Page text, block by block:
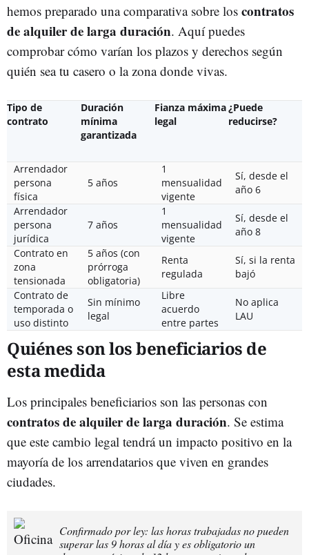
hemos preparado una comparativa sobre los contratos
de alquiler de larga duración. Aquí puedes
comprobar cómo varían los plazos y derechos según
quién sea tu casero o la zona donde vivas.
Tipo de
contrato
Duración
mínima
garantizada
Fianza máxima
legal
¿Puede
reducirse?
Arrendador
persona
física
5 años
1
mensualidad
vigente
Sí, desde el
año 6
Arrendador
persona
jurídica
7 años
1
mensualidad
vigente
Sí, desde el
año 8
Contrato en
zona
tensionada
5 años (con
prórroga
obligatoria)
Renta
regulada
Sí, si la renta
bajó
Contrato de
temporada o
uso distinto
Sin mínimo
legal
Libre
acuerdo
entre partes
No aplica
LAU
Quiénes son los beneficiarios de
esta medida
Los principales beneficiarios son las personas con
contratos de alquiler de larga duración. Se estima
que este cambio legal tendrá un impacto positivo en la
mayoría de los arrendatarios que viven en grandes
ciudades.
Confirmado por ley: las horas trabajadas no pueden
superar las 9 horas al día y es obligatorio un